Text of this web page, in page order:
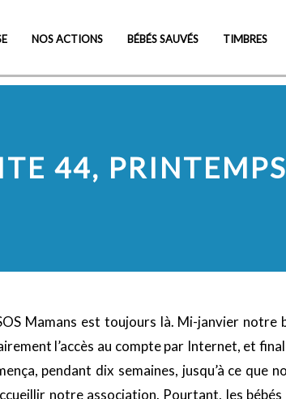
NOS ACTIONS BÉBÉS SAUVÉS TIMBRES
44,
Mamans est toujours là. Mi-janvier notre
l’accès au compte par Internet, et
pendant dix semaines, jusqu’à ce que
notre association. Pourtant, les